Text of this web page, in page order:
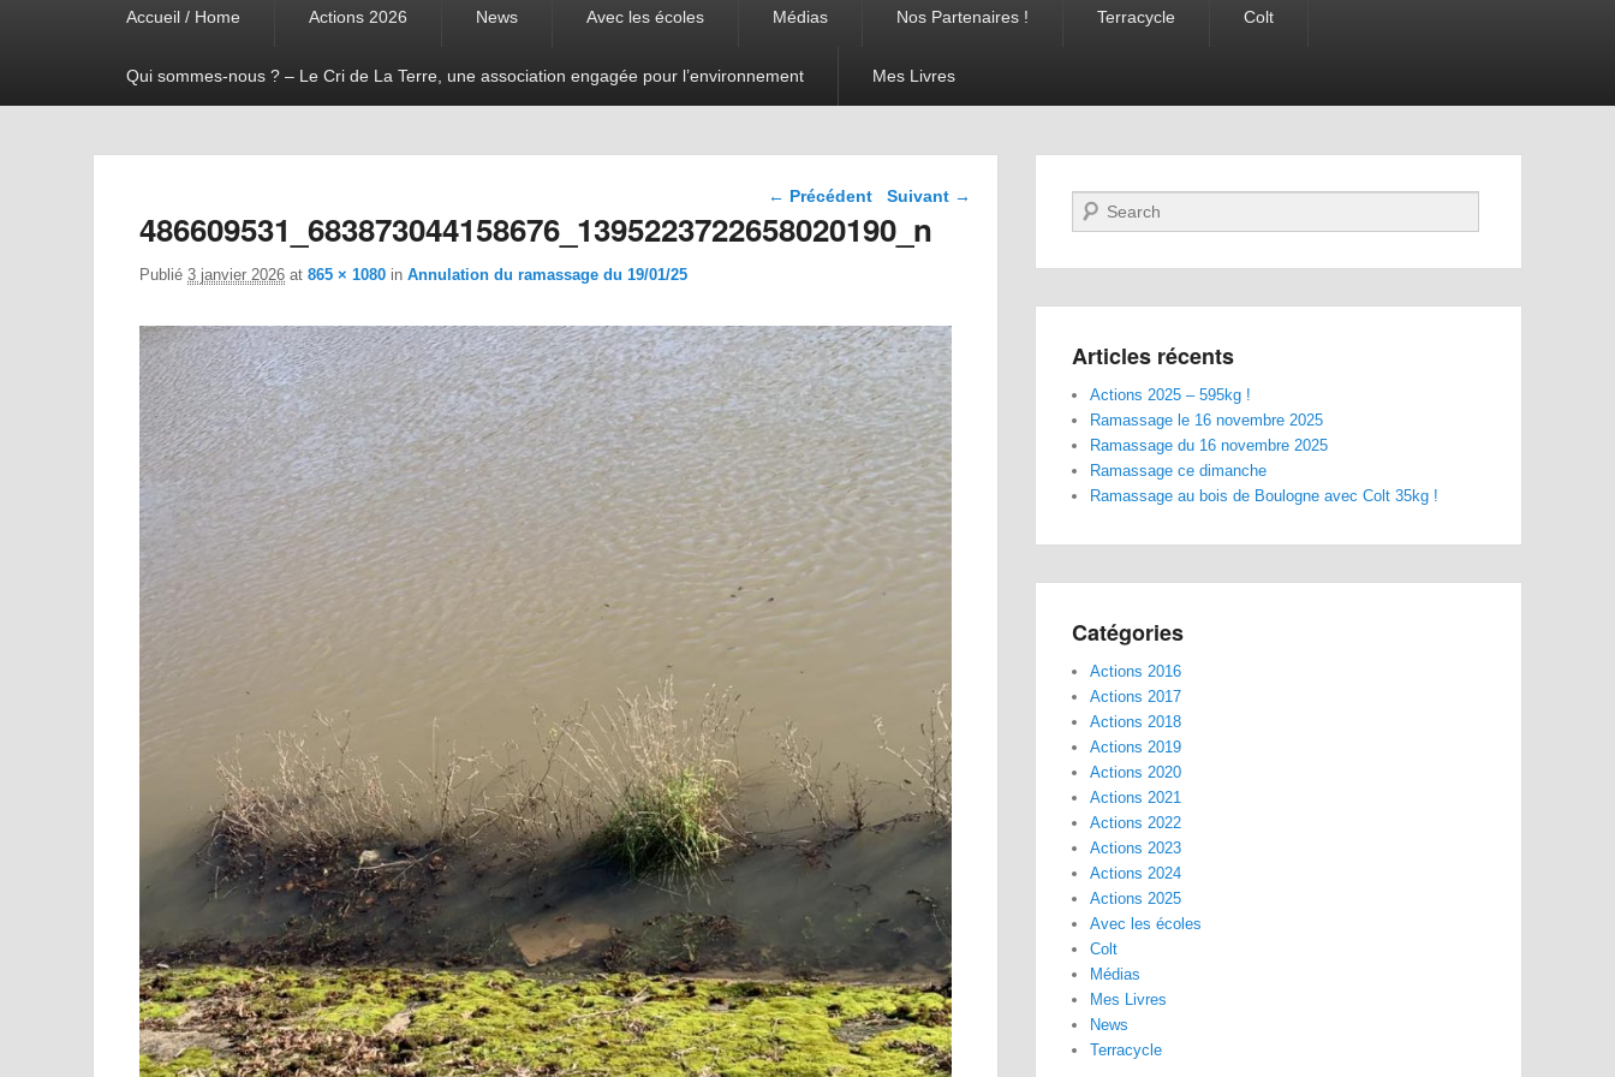
Accueil / Home Actions 2026 News Avec les écoles Médias Nos Partenaires ! Terracycle Colt
Qui sommes-nous ? – Le Cri de La Terre, une association engagée pour l’environnement Mes Livres
Navigation dans les
← Précédent Suivant →
486609531_683873044158676_1395223722658020190_n
Publié 3 janvier 2026 at 865 × 1080 in Annulation du ramassage du 19/01/25
Recherche
Articles récents
Actions 2025 – 595kg !
Ramassage le 16 novembre 2025
Ramassage du 16 novembre 2025
Ramassage ce dimanche
Ramassage au bois de Boulogne avec Colt 35kg !
Catégories
Actions 2016
Actions 2017
Actions 2018
Actions 2019
Actions 2020
Actions 2021
Actions 2022
Actions 2023
Actions 2024
Actions 2025
Avec les écoles
Colt
Médias
Mes Livres
News
Terracycle